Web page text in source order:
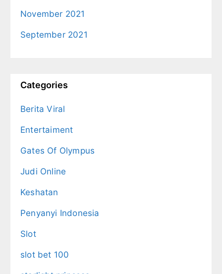
November 2021
September 2021
Categories
Berita Viral
Entertaiment
Gates Of Olympus
Judi Online
Keshatan
Penyanyi Indonesia
Slot
slot bet 100